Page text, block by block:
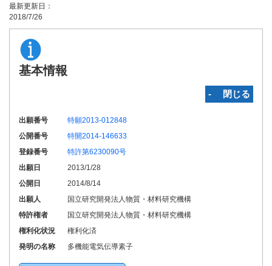
最新更新日：
2018/7/26
基本情報
‐ 閉じる
出願番号
特願2013-012848
公開番号
特開2014-146633
登録番号
特許第6230090号
出願日
2013/1/28
公開日
2014/8/14
出願人
国立研究開発法人物質・材料研究機構
特許権者
国立研究開発法人物質・材料研究機構
権利化状況
権利化済
発明の名称
多機能電気伝導素子